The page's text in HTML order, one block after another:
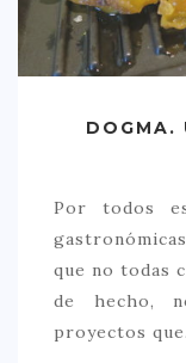
CREATIVA
DULCE
INDIA
SALUDABLE
DOGMA.
Por todos
que no todas
de hecho,
proyectos